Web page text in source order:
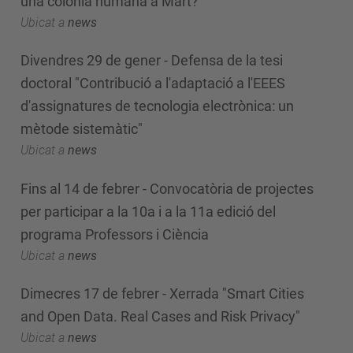
Ubicat a news
Divendres 29 de gener - Defensa de la tesi
doctoral "Contribució a l'adaptació a l'EEES
d'assignatures de tecnologia electrònica: un
mètode sistemàtic"
Ubicat a news
Fins al 14 de febrer - Convocatòria de projectes
per participar a la 10a i a la 11a edició del
programa Professors i Ciència
Ubicat a news
Dimecres 17 de febrer - Xerrada "Smart Cities
and Open Data. Real Cases and Risk Privacy"
Ubicat a news